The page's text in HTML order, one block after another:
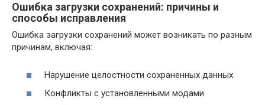
Ошибка загрузки сохранений: причины и
способы исправления
Ошибка загрузки сохранений может возникать по разным
причинам, включая:
Нарушение целостности сохраненных данных
Конфликты с установленными модами